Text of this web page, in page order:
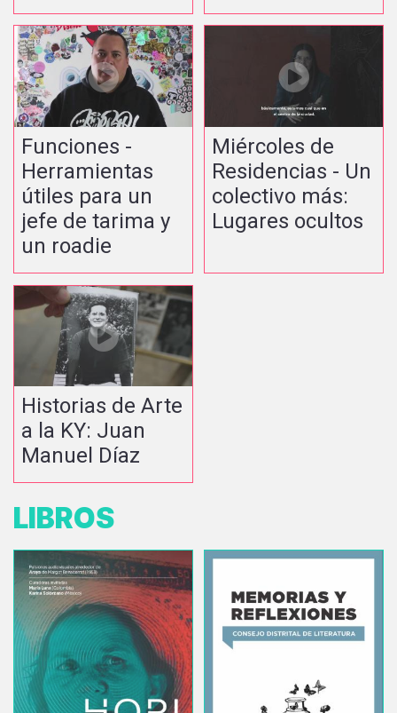
Funciones -
Herramientas
útiles para un
jefe de tarima y
un roadie
Miércoles de
Residencias - Un
colectivo más:
Lugares ocultos
Historias de Arte
a la KY: Juan
Manuel Díaz
LIBROS